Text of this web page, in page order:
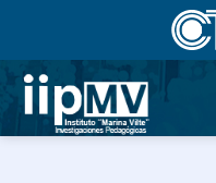
contenido